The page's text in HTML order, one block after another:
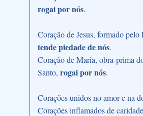
rogai por nós.
Coração de Jesus, formado
tende piedade de nós.
Coração de Maria, obra-prima
Santo, rogai por nós.
Corações unidos no amor e na
Corações inflamados de